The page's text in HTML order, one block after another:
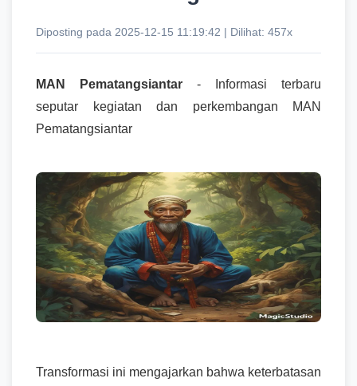
Diposting pada 2025-12-15 11:19:42 | Dilihat: 457x
MAN Pematangsiantar - Informasi terbaru
seputar kegiatan dan perkembangan MAN
Pematangsiantar
Transformasi ini mengajarkan bahwa keterbatasan